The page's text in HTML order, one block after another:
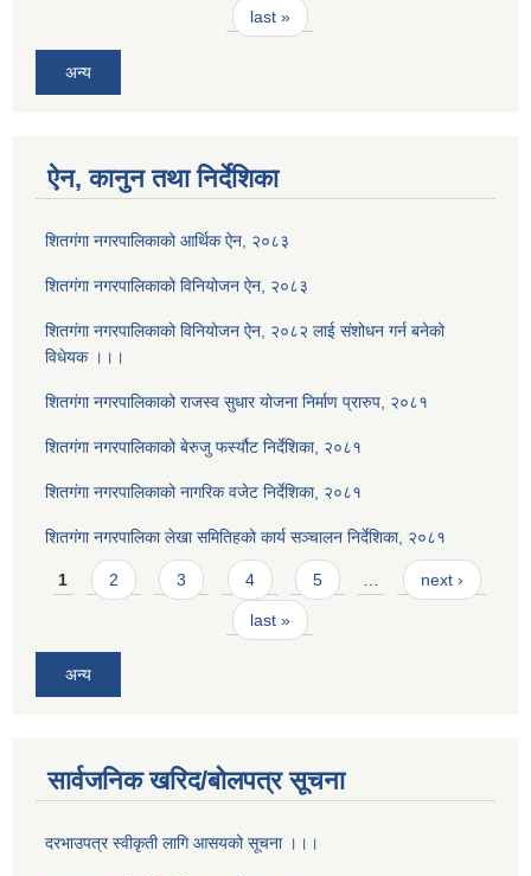
last »
अन्य
ऐन, कानुन तथा निर्देशिका
शितगंगा नगरपालिकाको आर्थिक ऐन, २०८३
शितगंगा नगरपालिकाको विनियोजन ऐन, २०८३
शितगंगा नगरपालिकाको विनियोजन ऐन, २०८२ लाई संशोधन गर्न बनेको
विधेयक ।।।
शितगंगा नगरपालिकाको राजस्व सुधार योजना निर्माण प्रारुप, २०८१
शितगंगा नगरपालिकाको बेरुजु फर्स्यौट निर्देशिका, २०८१
शितगंगा नगरपालिकाको नागरिक वजेट निर्देशिका, २०८१
शितगंगा नगरपालिका लेखा समितिहको कार्य सञ्चालन निर्देशिका, २०८१
Pages
1 2 3 4 5 next ›
last »
अन्य
सार्वजनिक खरिद/बोलपत्र सूचना
दरभाउपत्र स्वीकृती लागि आसयको सूचना ।।।